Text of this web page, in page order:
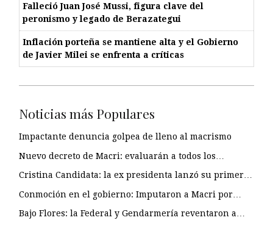
Falleció Juan José Mussi, figura clave del
peronismo y legado de Berazategui
Inflación porteña se mantiene alta y el Gobierno
de Javier Milei se enfrenta a críticas
Noticias más Populares
Impactante denuncia golpea de lleno al macrismo
Nuevo decreto de Macri: evaluarán a todos los…
Cristina Candidata: la ex presidenta lanzó su primer…
Conmoción en el gobierno: Imputaron a Macri por…
Bajo Flores: la Federal y Gendarmería reventaron a…